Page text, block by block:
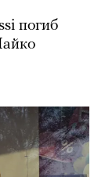
погиб